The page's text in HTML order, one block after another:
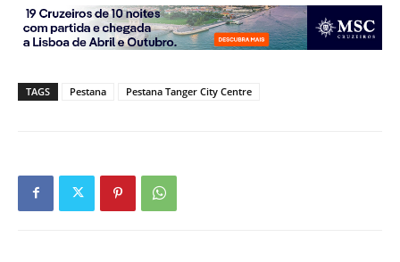
TAGS Pestana Pestana Tanger City Centre